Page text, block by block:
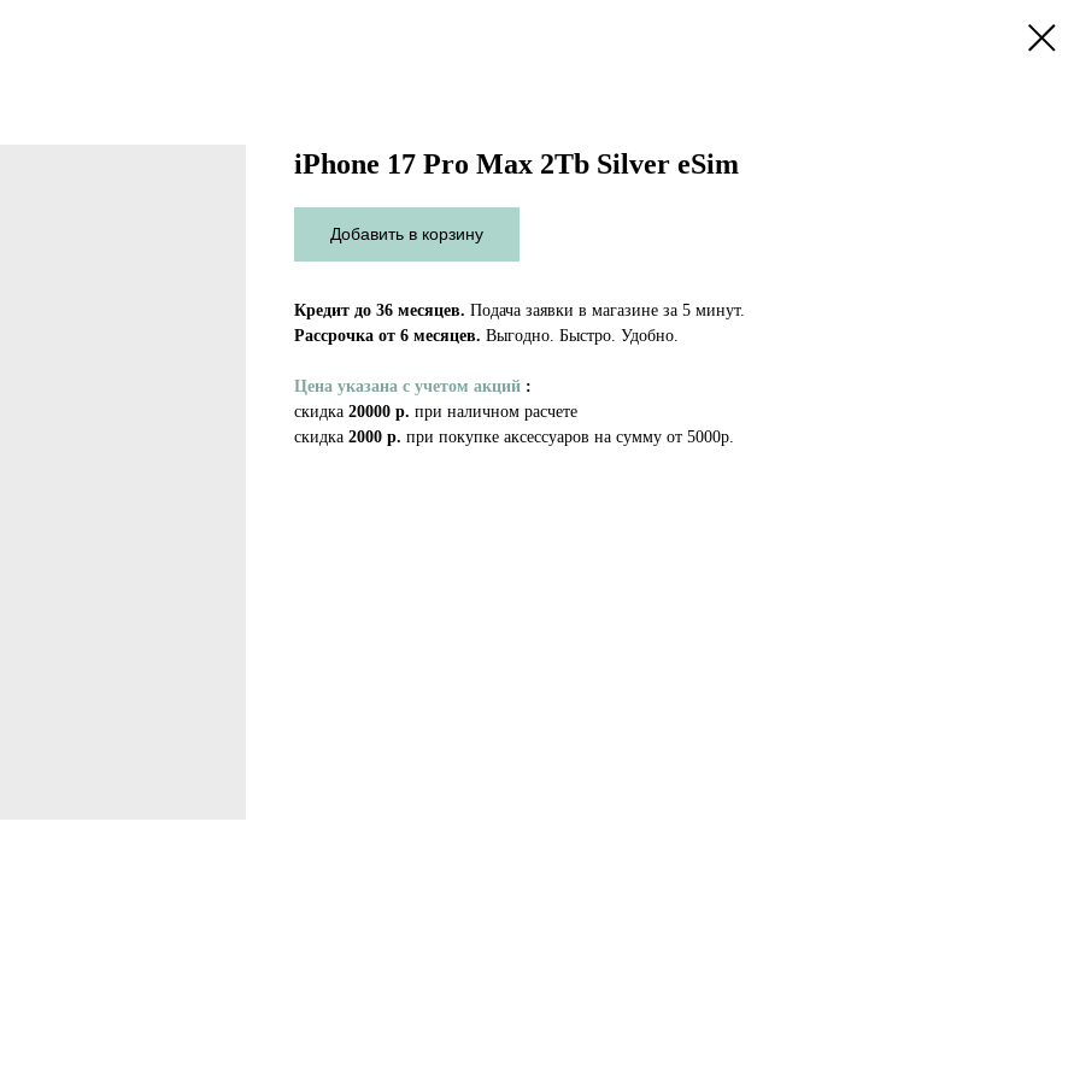
iPhone 17 Pro Max 2Tb Silver eSim
Добавить в корзину
Кредит до 36 месяцев. Подача заявки в магазине за 5 минут.
Рассрочка от 6 месяцев. Выгодно. Быстро. Удобно.
Цена указана с учетом акций :
скидка 20000 р. при наличном расчете
скидка 2000 р. при покупке аксессуаров на сумму от 5000р.